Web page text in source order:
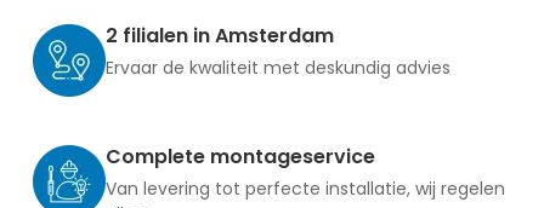
2 filialen in Amsterdam
Ervaar de kwaliteit met deskundig advies
Complete montageservice
Van levering tot perfecte installatie, wij regelen